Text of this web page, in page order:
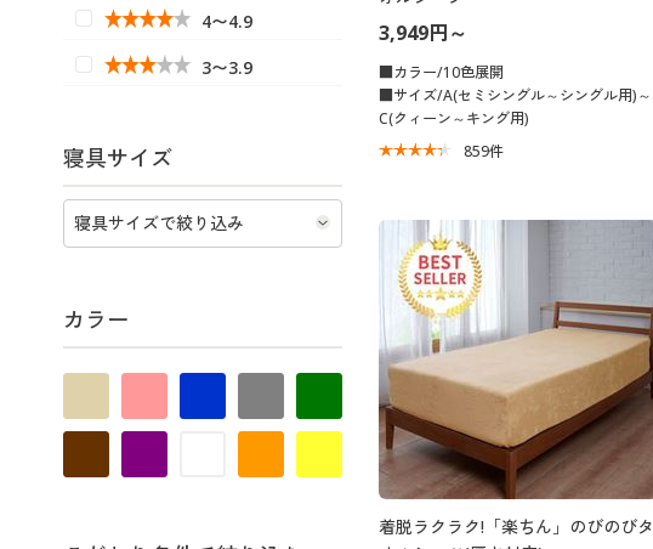
3,949円～
■カラー/10色展開
■サイズ/A(セミシングル～シングル用)～
C(クィーン～キング用)
859件
着脱ラクラク!「楽ちん」のびのびタ
4〜4.9
3〜3.9
寝具サイズ
カラー